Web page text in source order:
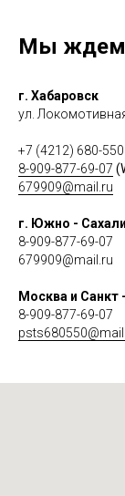
Мы ждем
г. Хабаровск
ул.
+7 (4212) 680-550
8-909-877-69-07
679909@mail.ru
г. Южно -
8-909-877-69-07
679909@mail.ru
Москва и Санкт
8-909-877-69-07